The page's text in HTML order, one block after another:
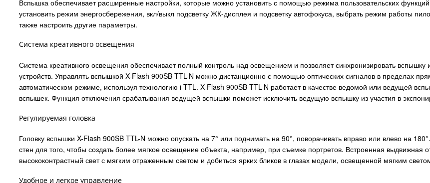
Вспышка обеспечивает расширенные настройки, которые можно установить с помощью режима пользовательских
установить режим энергосбережения, вкл/выкл подсветку ЖК-дисплея и подсветку автофокуса, выбрать режим работы
также настроить другие параметры.
Система креативного освещения
Система креативного освещения обеспечивает полный контроль над освещением и позволяет синхронизировать
устройств. Управлять вспышкой X-Flash 900SB TTL-N можно дистанционно с помощью оптических сигналов в пределах
автоматическом режиме, используя технологию i-TTL. X-Flash 900SB TTL-N работает в качестве ведомой или ведущей
вспышек. Функция отключения срабатывания ведущей вспышки поможет исключить ведущую вспышку из участия в
Регулируемая головка
Головку вспышки X-Flash 900SB TTL-N можно опускать на 7° или поднимать на 90°, поворачивать вправо или влево на
стен для того, чтобы создать более мягкое освещение объекта, например, при съемке портретов. Встроенная
высококонтрастный свет с мягким отраженным светом и добиться ярких бликов в глазах модели, освещенной мягким
Удобное и легкое управление